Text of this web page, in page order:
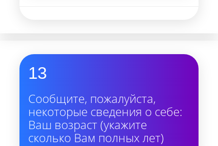
13
Сообщите, пожалуйста,
некоторые сведения о себе:
Ваш возраст (укажите
сколько Вам полных лет)